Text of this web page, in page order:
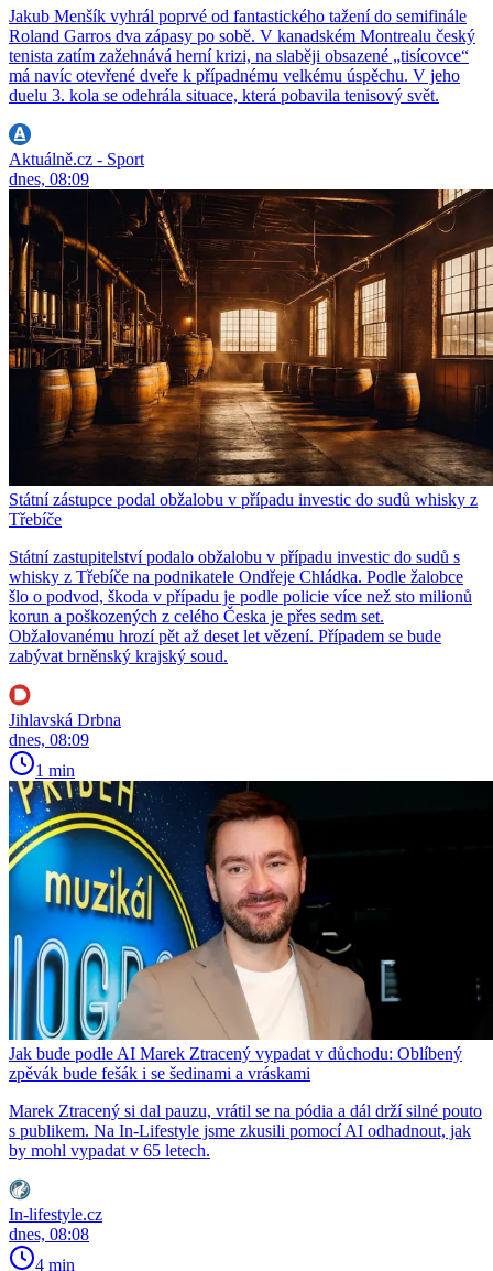
Jakub Menšík vyhrál poprvé od fantastického tažení do semifinále
Roland Garros dva zápasy po sobě. V kanadském Montrealu český
tenista zatím zažehnává herní krizi, na slaběji obsazené „tisícovce“
má navíc otevřené dveře k případnému velkému úspěchu. V jeho
duelu 3. kola se odehrála situace, která pobavila tenisový svět.
Aktuálně.cz - Sport
dnes, 08:09
Státní zástupce podal obžalobu v případu investic do sudů whisky z
Třebíče
Státní zastupitelství podalo obžalobu v případu investic do sudů s
whisky z Třebíče na podnikatele Ondřeje Chládka. Podle žalobce
šlo o podvod, škoda v případu je podle policie více než sto milionů
korun a poškozených z celého Česka je přes sedm set.
Obžalovanému hrozí pět až deset let vězení. Případem se bude
zabývat brněnský krajský soud.
Jihlavská Drbna
dnes, 08:09
1 min
Jak bude podle AI Marek Ztracený vypadat v důchodu: Oblíbený
zpěvák bude fešák i se šedinami a vráskami
Marek Ztracený si dal pauzu, vrátil se na pódia a dál drží silné pouto
s publikem. Na In-Lifestyle jsme zkusili pomocí AI odhadnout, jak
by mohl vypadat v 65 letech.
In-lifestyle.cz
dnes, 08:08
4 min